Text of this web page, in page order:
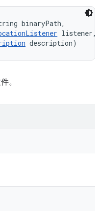
binaryPath,
listener,
description)
。